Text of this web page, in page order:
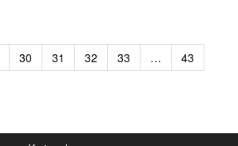
30 31 32 33 …
43